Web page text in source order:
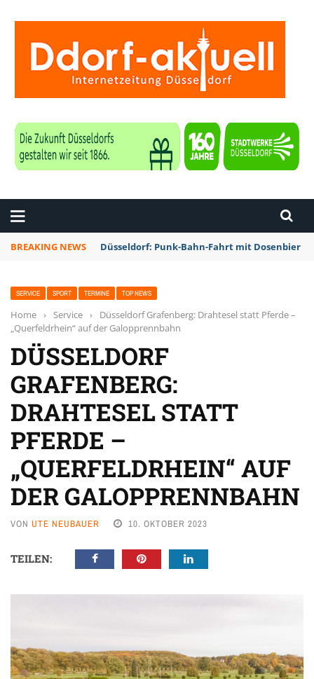
BREAKING NEWS Düsseldorf: Punk-Bahn-Fahrt mit Dosenbier
SERVICE SPORT TERMINE TOP NEWS
Home › Service ›
Düsseldorf Grafenberg: Drahtesel statt Pferde –
„Querfeldrhein“ auf der Galopprennbahn
DÜSSELDORF
GRAFENBERG:
DRAHTESEL STATT
PFERDE –
„QUERFELDRHEIN“ AUF
DER GALOPPRENNBAHN
VON UTE NEUBAUER 10. OKTOBER 2023
TEILEN: